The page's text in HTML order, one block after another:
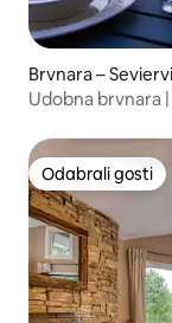
Brvnara –
Udobna brvnara
Odabrali gosti
Odabrali gosti